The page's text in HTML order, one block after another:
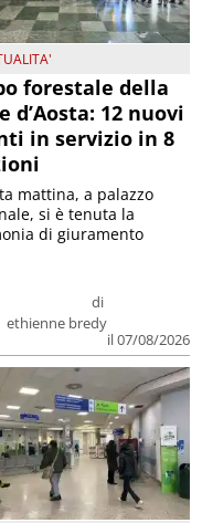
forestale della
d’Aosta: 12 nuovi
in servizio in 8
di
ethienne bredy
il 07/08/2026
mattina, a palazzo
si è tenuta la
di giuramento